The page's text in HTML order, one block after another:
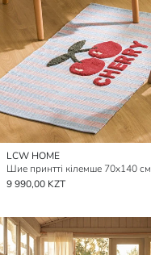
LCW HOME
Шие принтті кілемше 70x140 см
9 990,00 KZT